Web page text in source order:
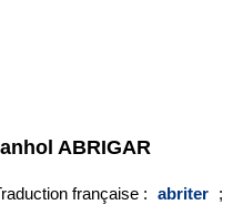
ABRIGAR
française : abriter ;